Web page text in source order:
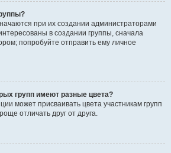
при их создании администраторами
в создании группы, сначала
попробуйте отправить ему личное
групп имеют разные цвета?
может присваивать цвета участникам групп
отличать друг от друга.